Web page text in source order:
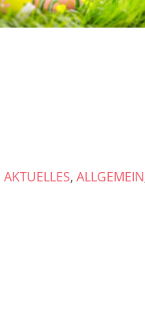
AKTUELLES, ALLGEMEIN